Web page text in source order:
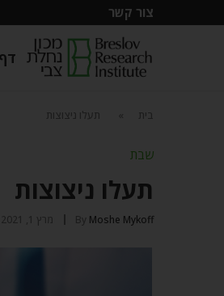
צור קשר
בית תעלו ניצוצות
שבת
תעלו ניצוצות
By Moshe Mykoff מרץ 1, 2021